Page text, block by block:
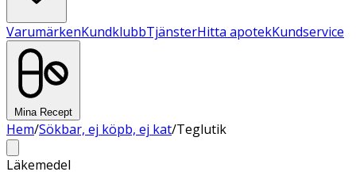
VarumärkenKundklubbTjänsterHitta apotekKundservice
Mina Recept
Hem/Sökbar, ej köpb, ej kat/Teglutik
Läkemedel